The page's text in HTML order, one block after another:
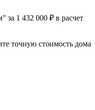
за 1 432 000 ₽ в расчет
точную стоимость дома